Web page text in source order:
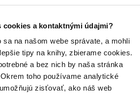
cookies a kontaktnými údajmi?
sa na našom webe správate, a mohli
tipy na knihy, zbierame cookies.
a bez nich by naša stránka
toho používame analytické
zisťovať, ako náš web
seriálu Hra o trůny televize HBO® se
trůně, když musí čelit prudkému útoku
a zároveň nepokojům na severu, které